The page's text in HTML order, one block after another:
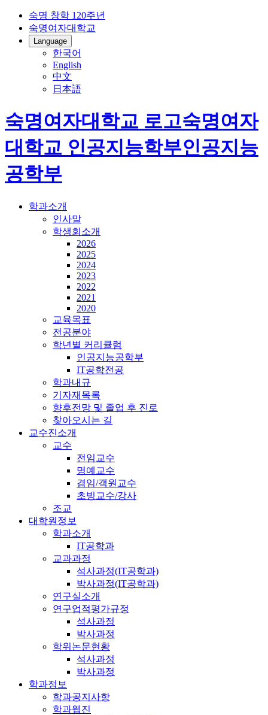
숙명 창학 120주년
숙명여자대학교
Language
한국어
English
中文
日本語
숙명여자대학교 로고숙명여자
대학교 인공지능학부인공지능
공학부
학과소개
인사말
학생회소개
2026
2025
2024
2023
2022
2021
2020
교육목표
전공분야
학년별 커리큘럼
인공지능공학부
IT공학전공
학과내규
기자재목록
향후전망 및 졸업 후 진로
찾아오시는 길
교수진소개
교수
전임교수
명예교수
겸임/객원교수
초빙교수/강사
조교
대학원정보
학과소개
IT공학과
교과과정
석사과정(IT공학과)
박사과정(IT공학과)
연구실소개
연구업적평가규정
석사과정
박사과정
학위논문현황
석사과정
박사과정
학과정보
학과공지사항
학과웹진